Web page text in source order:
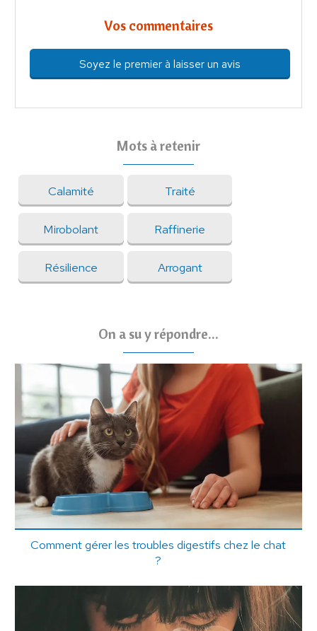
Vos commentaires
Soyez le premier à laisser un avis
Mots à retenir
Calamité Traité
Mirobolant Raffinerie
Résilience Arrogant
On a su y répondre...
Comment gérer les troubles digestifs chez le chat
?